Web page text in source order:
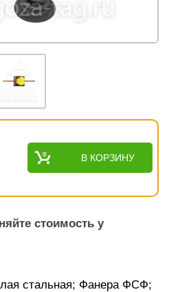
В КОРЗИНУ
стоимость у
стальная; Фанера ФСФ;